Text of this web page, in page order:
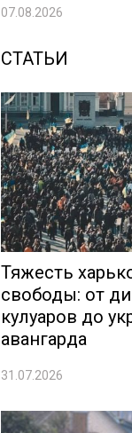
07.08.2026
СТАТЬИ
Тяжесть
свободы: от
кулуаров до
авангарда
31.07.2026